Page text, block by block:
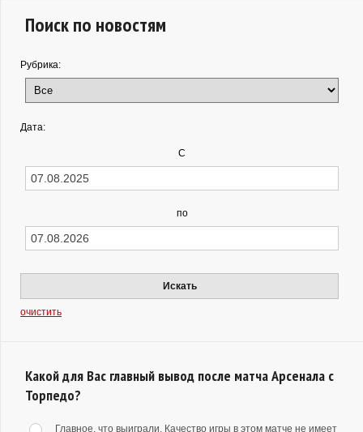
Поиск по новостям
Рубрика:
Дата:
С
по
Искать
очистить
Какой для Вас главный вывод после матча Арсенала с
Торпедо?
Главное, что выиграли. Качество игры в этом матче не имеет